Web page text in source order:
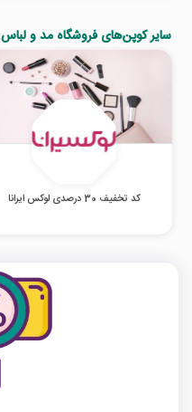
سایر کوپن‌های فروشگاه مد و لباس
کد تخفیف 30 درصدی لوکس ایرانا